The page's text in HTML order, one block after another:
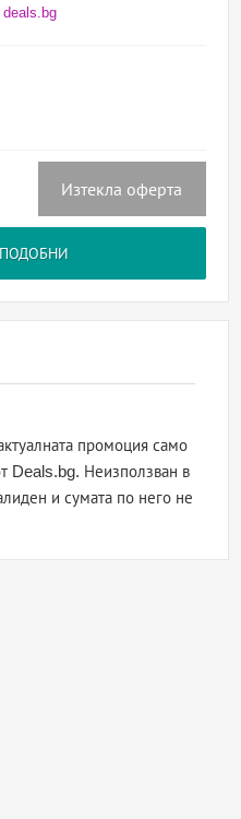
deals.bg
Изтекла оферта
промоция само
Deals.bg. Неизползван в
и сумата по него не